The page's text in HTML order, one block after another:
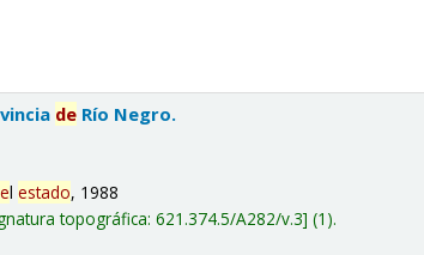
de Río Negro.
lestado, 1988
topográfica:621.374.5/A282/v.3 (1).